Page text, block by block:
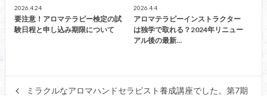
2026.4.24
要注意！アロマテラピー検定の試
験日程と申し込み期限について
2026.4.4
アロマテラピーインストラクター
は独学で取れる？2024年リニュー
アル後の最新…
ミラクルなアロマハンドセラピスト養成講座でした。第7期